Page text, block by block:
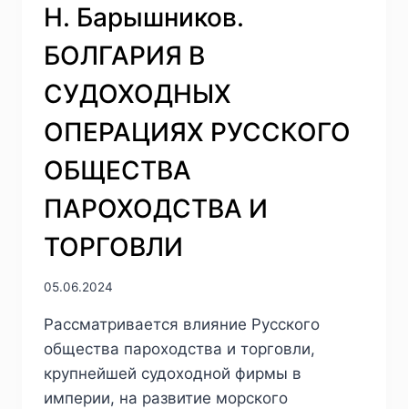
Н. Барышников.
БОЛГАРИЯ В
СУДОХОДНЫХ
ОПЕРАЦИЯХ РУССКОГО
ОБЩЕСТВА
ПАРОХОДСТВА И
ТОРГОВЛИ
05.06.2024
Рассматривается влияние Русского
общества пароходства и торговли,
крупнейшей судоходной фирмы в
империи, на развитие морского